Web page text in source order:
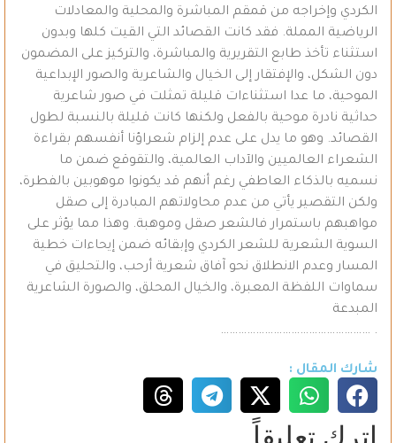
الكردي وإخراجه من قمقم المباشرة والمحلية والمعادلات
الرياضية المملة. فقد كانت القصائد التي القيت كلها وبدون
استثناء تأخذ طابع التقريرية والمباشرة، والتركيز على المضمون
دون الشكل، والإفتقار إلى الخيال والشاعرية والصور الإبداعية
الموحية، ما عدا استثناءات قليلة تمثلت في صور شاعرية
حداثية نادرة موحية بالفعل ولكنها كانت قليلة بالنسبة لطول
القصائد. وهو ما يدل على عدم إلزام شعراؤنا أنفسهم بقراءة
الشعراء العالميين والآداب العالمية، والتقوقع ضمن ما
نسميه بالذكاء العاطفي رغم أنهم قد يكونوا موهوبين بالفطرة،
ولكن التقصير يأتي من عدم محاولاتهم المبادرة إلى صقل
مواهبهم باستمرار فالشعر صقل وموهبة. وهذا مما يؤثر على
السوية الشعرية للشعر الكردي وإبقائه ضمن إيحاءات خطية
المسار وعدم الانطلاق نحو آفاق شعرية أرحب، والتحليق في
سماوات اللفظة المعبرة، والخيال المحلق، والصورة الشاعرية
المبدعة
. ……………………………………………
شارك المقال :